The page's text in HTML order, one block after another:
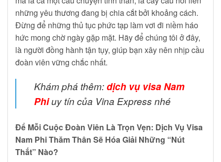
những yêu thương đang bị chia cắt bởi khoảng cách.
Đừng để những thủ tục phức tạp làm vơi đi niềm háo
hức mong chờ ngày gặp mặt. Hãy để chúng tôi ở đây,
là người đồng hành tận tụy, giúp bạn xây nên nhịp cầu
đoàn viên vững chắc nhất.
Khám phá thêm:dịch vụ visa Nam
Phiuy tín của Vina Express nhé
Để Mỗi Cuộc Đoàn Viên Là Trọn Vẹn: Dịch Vụ Visa
Nam Phi Thăm Thân Sẽ Hóa Giải Những “Nút
Thắt” Nào?